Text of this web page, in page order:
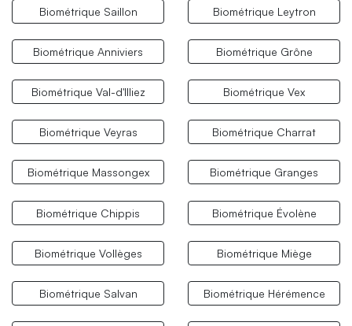
Biométrique Saillon Biométrique Leytron
Biométrique Anniviers Biométrique Grône
Biométrique Val-d'Illiez Biométrique Vex
Biométrique Veyras Biométrique Charrat
Biométrique Massongex Biométrique Granges
Biométrique Chippis Biométrique Évolène
Biométrique Vollèges Biométrique Miège
Biométrique Salvan Biométrique Hérémence